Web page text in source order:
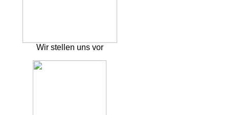
Wir stellen uns vor